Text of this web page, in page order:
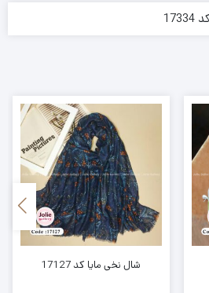
شال نخی مایا کد 17127